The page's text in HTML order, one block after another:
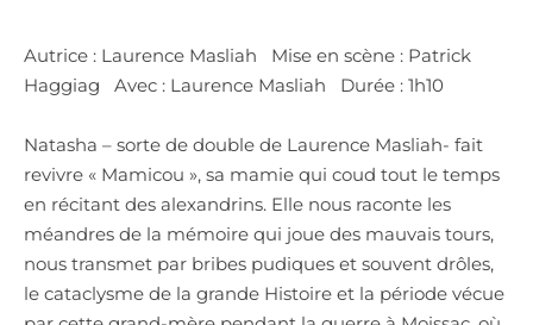
Autrice : Laurence Masliah ​ ​ Mise en scène : Patrick
Haggiag ​ ​ Avec : Laurence Masliah ​ ​ Durée : 1h10
Natasha – sorte de double de Laurence Masliah- fait
revivre « Mamicou », sa mamie qui coud tout le temps
en récitant des alexandrins. Elle nous raconte les
méandres de la mémoire qui joue des mauvais tours,
nous transmet par bribes pudiques et souvent drôles,
le cataclysme de la ​grande Histoire et la période vécue